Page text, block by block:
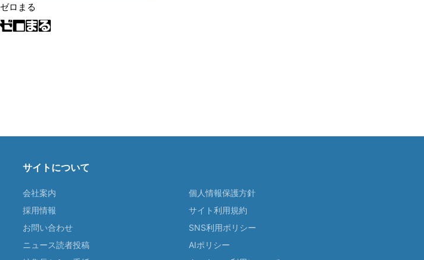
ゼロまる
サイトについて
会社案内
採用情報
お問い合わせ
ニュース読者投稿
個人情報保護方針
サイト利用規約
SNS利用ポリシー
AIポリシー